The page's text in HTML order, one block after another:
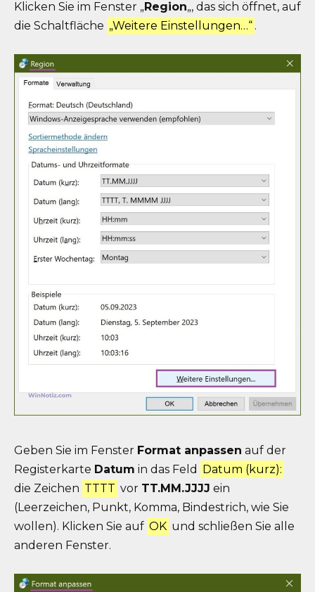
Klicken Sie im Fenster „Region„, das sich öffnet, auf
die Schaltfläche „Weitere Einstellungen…“ .
Geben Sie im Fenster Format anpassen auf der
Registerkarte Datum in das Feld Datum (kurz):
die Zeichen TTTT vor TT.MM.JJJJ ein
(Leerzeichen, Punkt, Komma, Bindestrich, wie Sie
wollen). Klicken Sie auf OK und schließen Sie alle
anderen Fenster.